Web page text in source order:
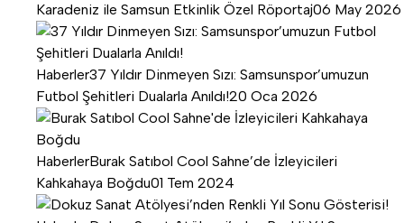
Karadeniz ile Samsun Etkinlik Özel Röportaj06 May 2026
Haberler37 Yıldır Dinmeyen Sızı: Samsunspor’umuzun
Futbol Şehitleri Dualarla Anıldı!20 Oca 2026
HaberlerBurak Satıbol Cool Sahne’de İzleyicileri
Kahkahaya Boğdu01 Tem 2024